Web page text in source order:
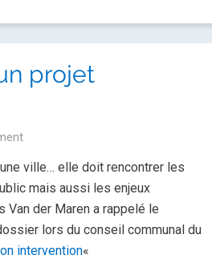
projet
ville… elle doit rencontrer les
mais aussi les enjeux
der Maren a rappelé le
lors du conseil communal du
intervention«